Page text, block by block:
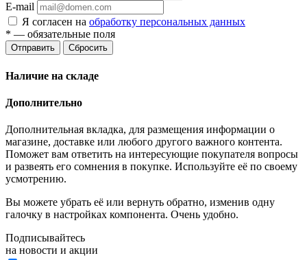
E-mail
Я согласен на обработку персональных данных
* — обязательные поля
Отправить Сбросить
Наличие на складе
Дополнительно
Дополнительная вкладка, для размещения информации о
магазине, доставке или любого другого важного контента.
Поможет вам ответить на интересующие покупателя вопросы
и развеять его сомнения в покупке. Используйте её по своему
усмотрению.
Вы можете убрать её или вернуть обратно, изменив одну
галочку в настройках компонента. Очень удобно.
Подписывайтесь
на новости и акции